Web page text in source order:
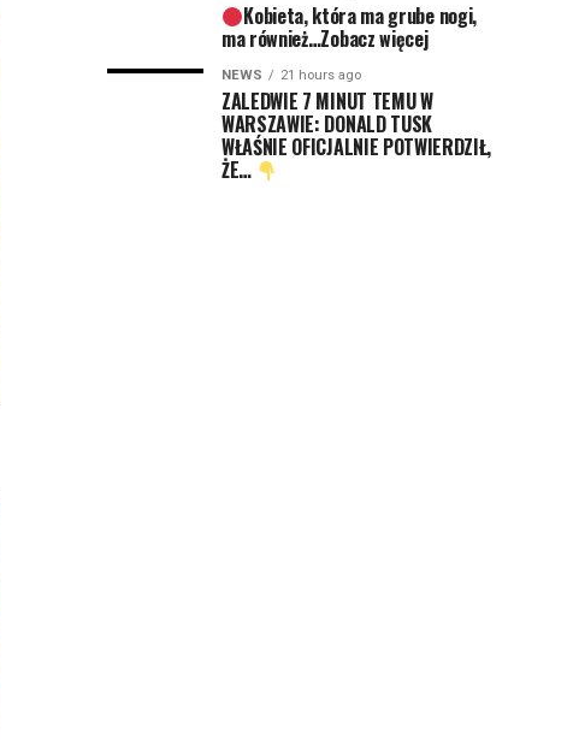
Kobieta, która ma grube nogi,
ma również…Zobacz więcej
NEWS 21 hours ago
ZALEDWIE 7 MINUT TEMU W
WARSZAWIE: DONALD TUSK
WŁAŚNIE OFICJALNIE POTWIERDZIŁ,
ŻE…